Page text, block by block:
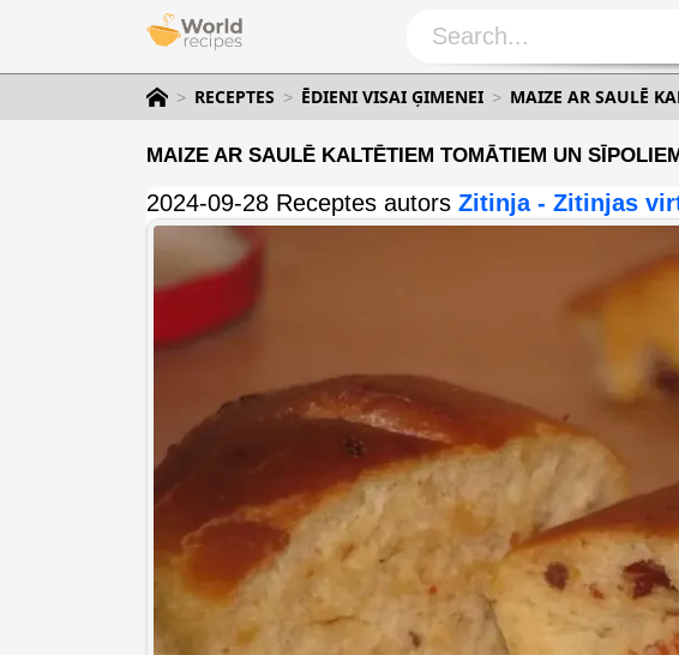
RECEPTES ĒDIENI VISAI ĢIMENEI MAIZE AR SAULĒ
MAIZE AR SAULĒ KALTĒTIEM TOMĀTIEM UN
2024-09-28 Receptes autors Zitinja - Zitinjas